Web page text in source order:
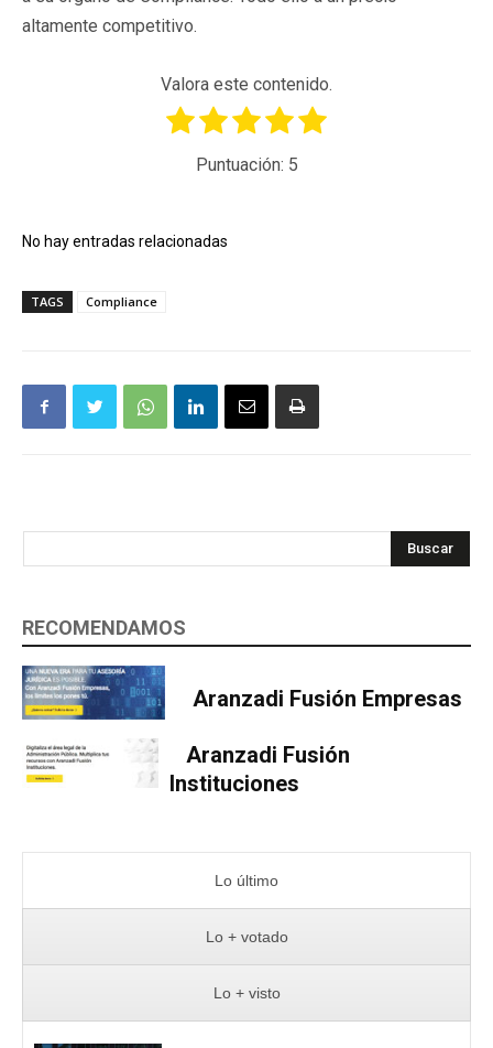
altamente competitivo.
Valora este contenido.
Puntuación: 5
No hay entradas relacionadas
TAGS Compliance
Buscar
RECOMENDAMOS
Aranzadi Fusión Empresas
Aranzadi Fusión
Instituciones
Lo último
Lo + votado
Lo + visto